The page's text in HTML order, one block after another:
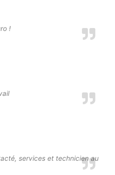
!
services et technicien au